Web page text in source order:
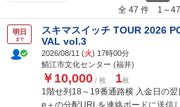
全 47 件 1～47
明日
まで
スキマスイッチ TOUR 2026
VAL vol.3
2026/08/11 (火) 17時00分
鯖江市文化センター (福井)
￥10,000 / 枚 1枚
1階せ列18～19番通路横 入金日の
e＋の分配URLを連絡ボードに送信